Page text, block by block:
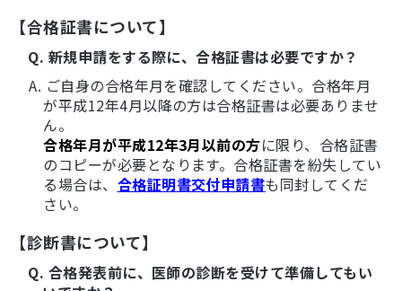
【合格証書について】
Q. 新規申請をする際に、合格証書は必要ですか？
A. ご自身の合格年月を確認してください。合格年月
が平成12年4月以降の方は合格証書は必要ありませ
ん。
合格年月が平成12年3月以前の方に限り、合格証書
のコピーが必要となります。合格証書を紛失してい
る場合は、 合格証明書交付申請書も同封してくだ
さい。
【診断書について】
Q. 合格発表前に、医師の診断を受けて準備してもい